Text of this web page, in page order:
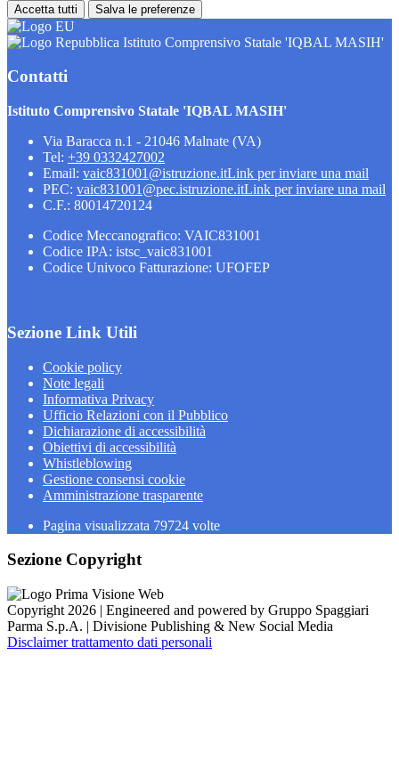
Accetta tutti Salva le preferenze
Istituto Comprensivo Statale 'IQBAL MASIH'
Contatti
Istituto Comprensivo Statale 'IQBAL MASIH'
Via Baracca n.1 - 21046 Malnate (VA)
Tel: +39 0332427002
Email: vaic831001@istruzione.itLink per inviare una mail
PEC: vaic831001@pec.istruzione.itLink per inviare una mail
C.F.: 80014720124
Codice Meccanografico: VAIC831001
Codice IPA: istsc_vaic831001
Codice Univoco Fatturazione: UFOFEP
Sezione Link Utili
Cookie policy
Note legali
Informativa Privacy
Ufficio Relazioni con il Pubblico
Dichiarazione di accessibilità
Obiettivi di accessibilità
Whistleblowing
Gestione consensi cookie
Amministrazione trasparente
Pagina visualizzata 79724 volte
Sezione Copyright
Copyright 2026 | Engineered and powered by Gruppo Spaggiari
Parma S.p.A. | Divisione Publishing & New Social Media
Disclaimer trattamento dati personali